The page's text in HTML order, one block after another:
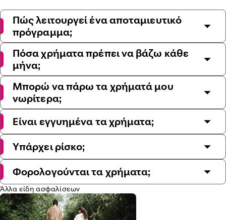
Πώς λειτουργεί ένα αποταμιευτικό
πρόγραμμα;
Πόσα χρήματα πρέπει να βάζω κάθε
μήνα;
Μπορώ να πάρω τα χρήματά μου
νωρίτερα;
Είναι εγγυημένα τα χρήματα;
Υπάρχει ρίσκο;
Φορολογούνται τα χρήματα;
Άλλα είδη ασφαλίσεων